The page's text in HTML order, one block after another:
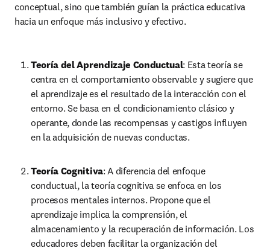
conceptual, sino que también guían la práctica educativa
hacia un enfoque más inclusivo y efectivo.
Teoría del Aprendizaje Conductual: Esta teoría se
centra en el comportamiento observable y sugiere que
el aprendizaje es el resultado de la interacción con el
entorno. Se basa en el condicionamiento clásico y
operante, donde las recompensas y castigos influyen
en la adquisición de nuevas conductas.
Teoría Cognitiva: A diferencia del enfoque
conductual, la teoría cognitiva se enfoca en los
procesos mentales internos. Propone que el
aprendizaje implica la comprensión, el
almacenamiento y la recuperación de información. Los
educadores deben facilitar la organización del